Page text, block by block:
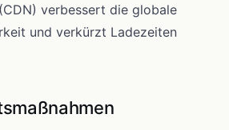
verbessert die globale
und verkürzt Ladezeiten